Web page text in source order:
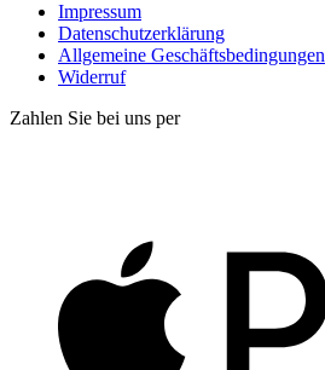
Impressum
Datenschutzerklärung
Allgemeine Geschäftsbedingungen
Widerruf
Zahlen Sie bei uns per